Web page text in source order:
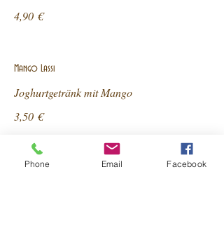
4,90 €
Mango Lassi
Joghurtgetränk mit Mango
3,50 €
Warmer Apfelstrudel
Phone Email Facebook